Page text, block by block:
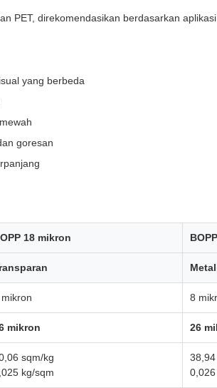
PET, direkomendasikan berdasarkan
yang berbeda
goresan
18 mikron
8
mikron 26
sqm/kg
kg/sqm